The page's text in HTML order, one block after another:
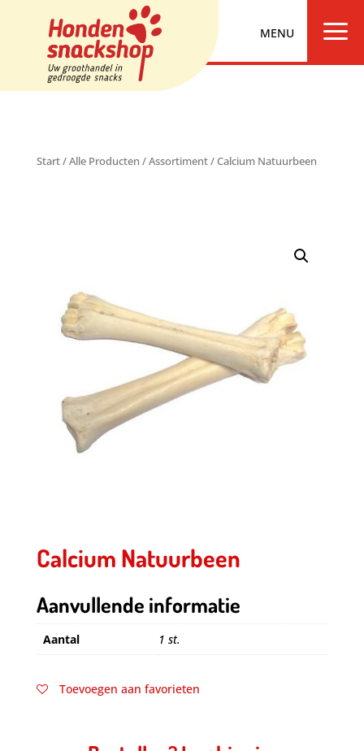
a
Start/Alle Producten /Assortiment/ Calcium Natuurbeen
Calcium Natuurbeen
Aanvullende informatie
Aantal 1 st.
Toevoegen aan favorieten